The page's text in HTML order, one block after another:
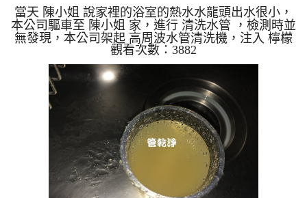
東路 清洗水管
當天 陳小姐 說家裡的浴室的熱水水龍頭出水很小，
本公司驅車至 陳小姐 家，進行 清洗水管 ，檢測時並
無發現，本公司架起 高周波水管清洗機，注入 檸檬
酸液 至水管裡面，等候約25分，開啟 水管清洗機 ，
開啟 週波脈衝 模式，要把水管內的污垢及異物沖出
來，一開始水管就噴出綠色的髒水，像是萊姆汁一
樣，水面上還有一層油，慢慢轉成黃色，看得陳小姐
花容失色，清洗約一小時後，陳小姐 很高興有熱水
可以使用了!! 如是自來水，如水管老化，會產生鐵鏽
跟泥沙堆積，洗出來的水就會是咖啡色，地下水含有
氧化錳，管壁上...
觀看次數：3882